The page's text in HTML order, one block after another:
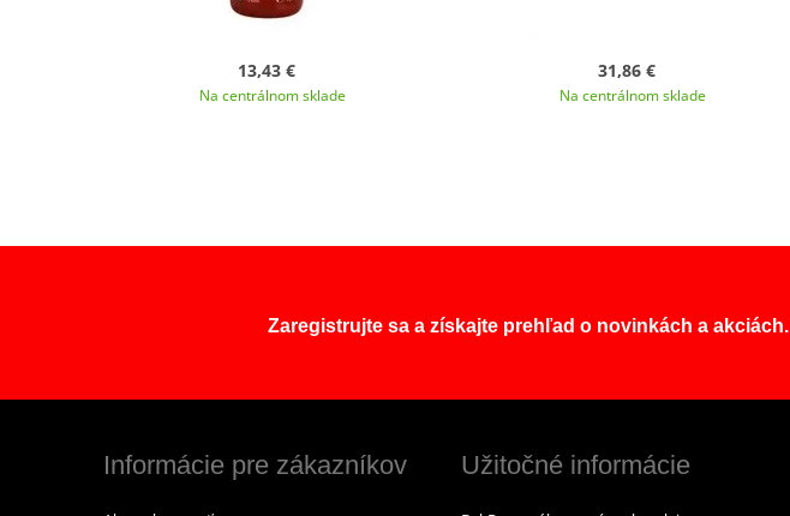
13,43 €
Na centrálnom sklade
31,86 €
Na centrálnom sklade
Zaregistrujte sa a získajte prehľad o novinkách a akciách.
Informácie pre zákazníkov Užitočné informácie